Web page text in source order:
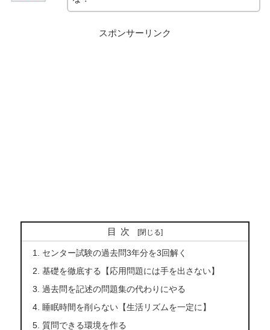
スポンサーリンク
目次
センター試験の過去問3年分を3回解く
基礎を徹底する【応用問題には手を出さない】
過去問を記述の問題集の代わりにやる
睡眠時間を削らない【生活リズムを一定に】
質問できる環境を作る